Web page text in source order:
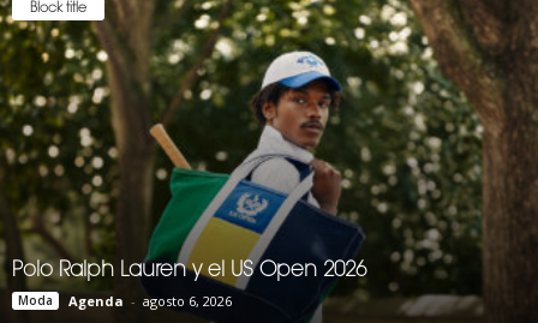
Block title
Polo Ralph Lauren y el US Open 2026
Moda Agenda - agosto 6, 2026